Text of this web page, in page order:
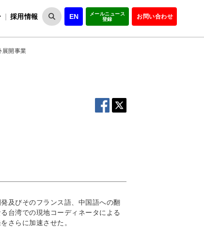
採用情報 EN
メールニュース
登録
お問い合わせ
展開事業
及びそのフランス語、中国語への翻
台湾での現地コーディネータによる
さらに加速させた。